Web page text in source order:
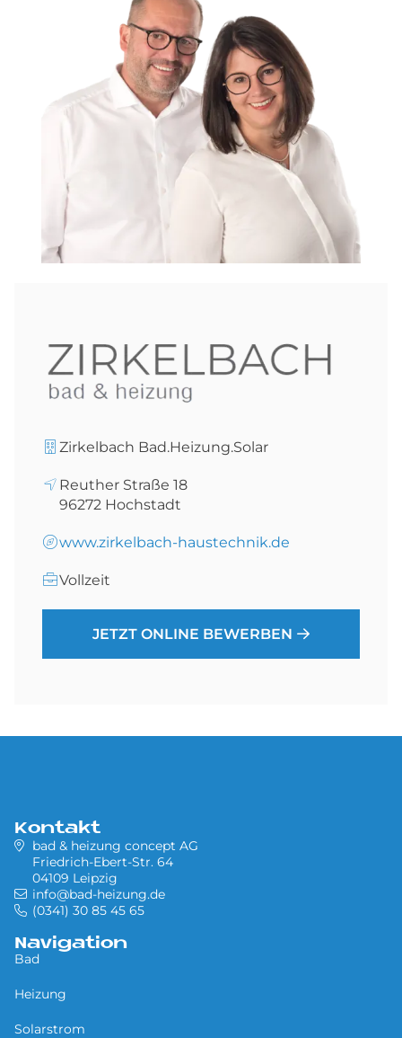
Zirkelbach Bad.Heizung.Solar
Reuther Straße 18
96272 Hochstadt
www.zirkelbach-haustechnik.de
Vollzeit
JETZT ONLINE BEWERBEN
Kontakt
bad & heizung concept AG
Friedrich-Ebert-Str. 64
04109 Leipzig
info@bad-heizung.de
(0341) 30 85 45 65
Navigation
Bad
Heizung
Solarstrom